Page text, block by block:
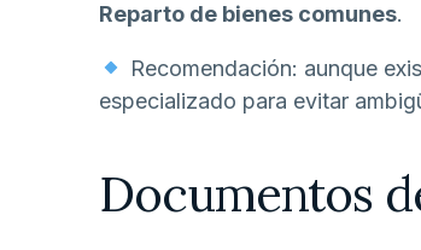
Reparto de bienes comunes.
Recomendación: aunque
especializado para evitar
Documentos